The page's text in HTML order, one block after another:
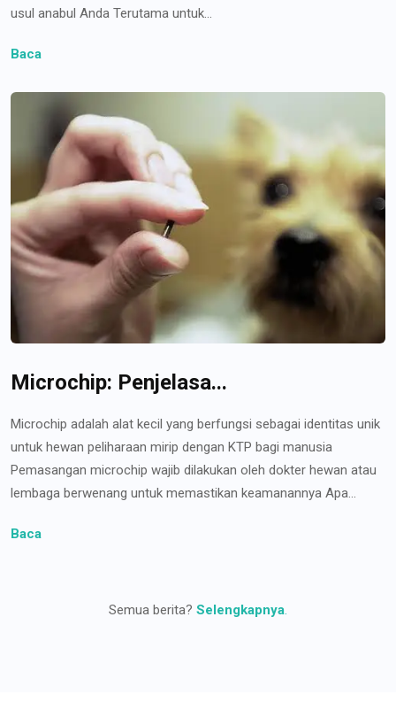
usul anabul Anda Terutama untuk...
Baca
Microchip: Penjelasa...
Microchip adalah alat kecil yang berfungsi sebagai identitas unik
untuk hewan peliharaan mirip dengan KTP bagi manusia
Pemasangan microchip wajib dilakukan oleh dokter hewan atau
lembaga berwenang untuk memastikan keamanannya Apa...
Baca
Semua berita? Selengkapnya